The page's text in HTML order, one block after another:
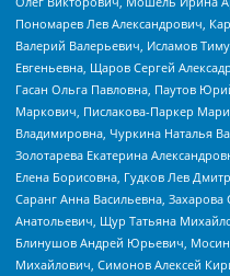
Пономарев Лев Александрович,
Валерий Валерьевич, Исламов
Евгеньевна, Щаров Сергей
Гасан Ольга Павловна, Паутов
Маркович, Пислакова-Паркер
Владимировна, Чуркина Наталья
Золотарева Екатерина
Елена Борисовна, Гудков Лев
Саранг Анна Васильевна,
Анатольевич, Щур Татьяна
Блинушов Андрей Юрьевич, Мосин
Михайлович, Симонов Алексей